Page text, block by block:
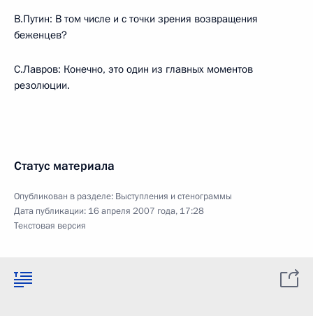
В.Путин: В том числе и с точки зрения возвращения
беженцев?
С.Лавров: Конечно, это один из главных моментов
резолюции.
Статус материала
Опубликован в разделе: Выступления и стенограммы
Дата публикации: 16 апреля 2007 года, 17:28
Текстовая версия